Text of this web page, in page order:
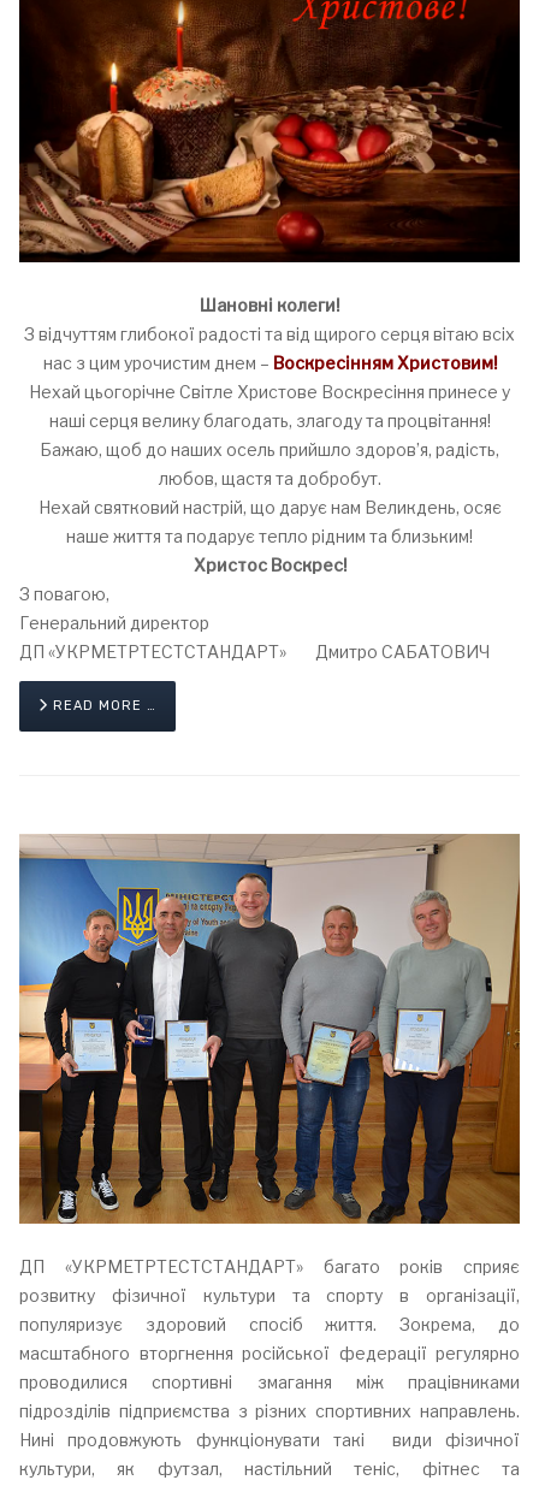
Шановні колеги!
З відчуттям глибокої радості та від щирого серця вітаю всіх
нас з цим урочистим днем – Воскресінням Христовим!
Нехай цьогорічне Світле Христове Воскресіння принесе у
наші серця велику благодать, злагоду та процвітання!
Бажаю, щоб до наших осель прийшло здоров’я, радість,
любов, щастя та добробут.
Нехай святковий настрій, що дарує нам Великдень, осяє
наше життя та подарує тепло рідним та близьким!
Христос Воскрес!
З повагою,
Генеральний директор
ДП «УКРМЕТРТЕСТСТАНДАРТ» Дмитро САБАТОВИЧ
READ MORE …
ДП «УКРМЕТРТЕСТСТАНДАРТ» багато років сприяє
розвитку фізичної культури та спорту в організації,
популяризує здоровий спосіб життя. Зокрема, до
масштабного вторгнення російської федерації регулярно
проводилися спортивні змагання між працівниками
підрозділів підприємства з різних спортивних направлень.
Нині продовжують функціонувати такі види фізичної
культури, як футзал, настільний теніс, фітнес та